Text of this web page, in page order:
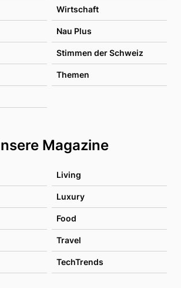
Wirtschaft
Nau Plus
Stimmen der Schweiz
Themen
Magazine
Living
Luxury
Food
Travel
TechTrends